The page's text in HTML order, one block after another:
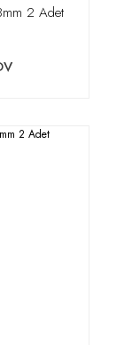
2 Adet